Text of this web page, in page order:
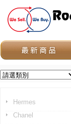
Hermes
Chanel